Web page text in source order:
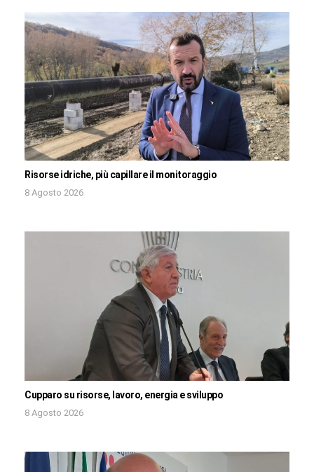
Risorse idriche, più capillare il monitoraggio
8 Agosto 2026
Cupparo su risorse, lavoro, energia e sviluppo
8 Agosto 2026